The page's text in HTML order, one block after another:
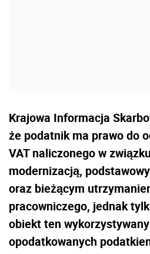
Krajowa Informacja
że podatnik ma prawo do
VAT naliczonego w
modernizacją,
oraz bieżącym
pracowniczego, jednak
obiekt ten
opodatkowanych